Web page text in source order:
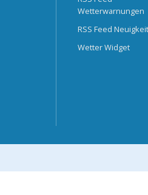
Wetterwarnungen
RSS Feed
Wetter Widget